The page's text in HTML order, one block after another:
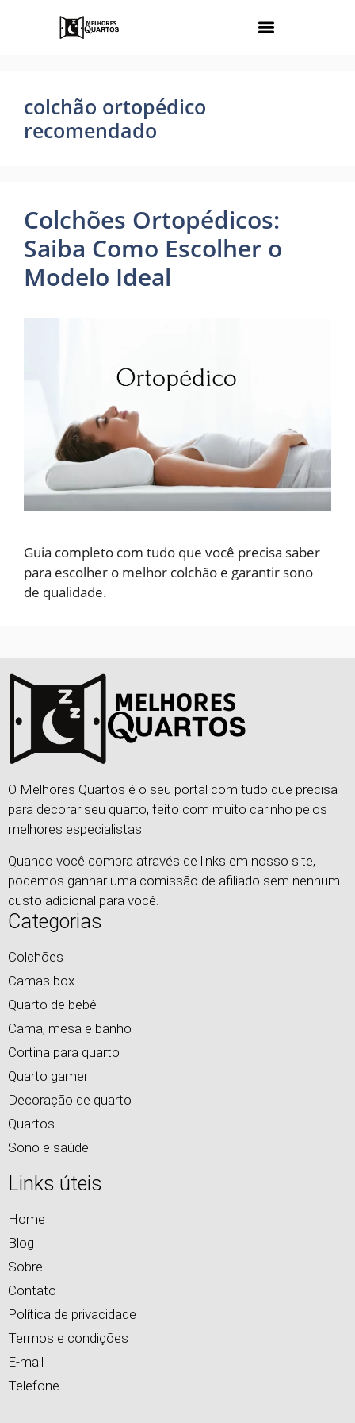
colchão ortopédico
recomendado
Colchões Ortopédicos:
Saiba Como Escolher o
Modelo Ideal
Guia completo com tudo que você precisa saber
para escolher o melhor colchão e garantir sono
de qualidade.
O Melhores Quartos é o seu portal com tudo que precisa
para decorar seu quarto, feito com muito carinho pelos
melhores especialistas.
Quando você compra através de links em nosso site,
podemos ganhar uma comissão de afiliado sem nenhum
custo adicional para você.
Categorias
Colchões
Camas box
Quarto de bebê
Cama, mesa e banho
Cortina para quarto
Quarto gamer
Decoração de quarto
Quartos
Sono e saúde
Links úteis
Home
Blog
Sobre
Contato
Política de privacidade
Termos e condições
E-mail
Telefone